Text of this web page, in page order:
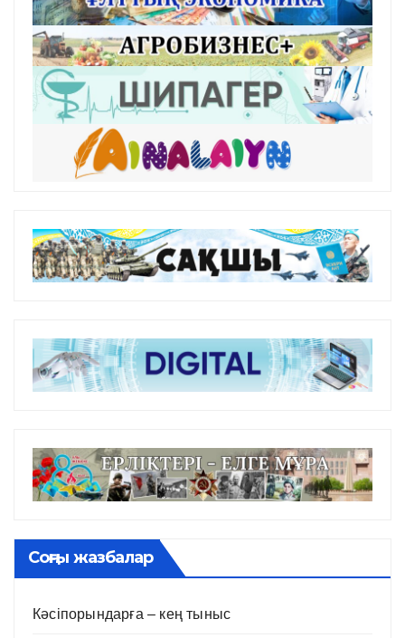
Соңғы жазбалар
Кәсіпорындарға – кең тыныс